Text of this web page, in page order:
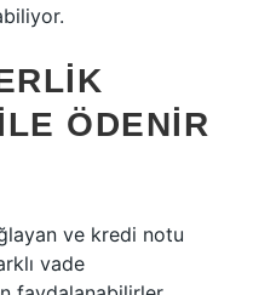
ÖDENIR
ve kredi notu
vade